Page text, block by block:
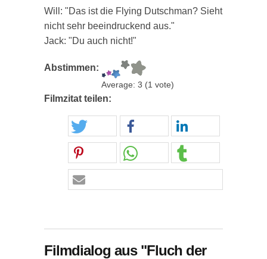
Will: "Das ist die Flying Dutschman? Sieht
nicht sehr beeindruckend aus."
Jack: "Du auch nicht!"
Abstimmen:
Average: 3 (1 vote)
Filmzitat teilen:
Filmdialog aus "Fluch der